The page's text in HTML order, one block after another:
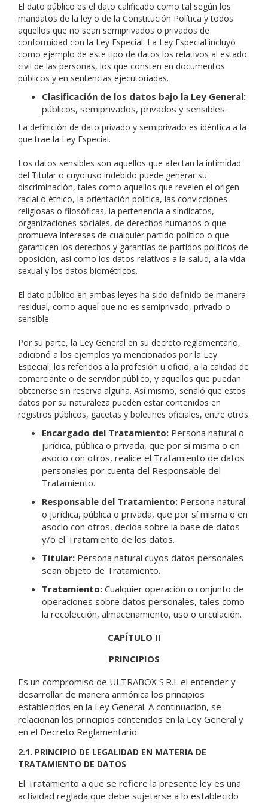
El dato público es el dato calificado como tal según los
mandatos de la ley o de la Constitución Política y todos
aquellos que no sean semiprivados o privados de
conformidad con la Ley Especial. La Ley Especial incluyó
como ejemplo de este tipo de datos los relativos al estado
civil de las personas, los que consten en documentos
públicos y en sentencias ejecutoriadas.
Clasificación de los datos bajo la Ley General:
públicos, semiprivados, privados y sensibles.
La definición de dato privado y semiprivado es idéntica a la
que trae la Ley Especial.
Los datos sensibles son aquellos que afectan la intimidad
del Titular o cuyo uso indebido puede generar su
discriminación, tales como aquellos que revelen el origen
racial o étnico, la orientación política, las convicciones
religiosas o filosóficas, la pertenencia a sindicatos,
organizaciones sociales, de derechos humanos o que
promueva intereses de cualquier partido político o que
garanticen los derechos y garantías de partidos políticos de
oposición, así como los datos relativos a la salud, a la vida
sexual y los datos biométricos.
El dato público en ambas leyes ha sido definido de manera
residual, como aquel que no es semiprivado, privado o
sensible.
Por su parte, la Ley General en su decreto reglamentario,
adicionó a los ejemplos ya mencionados por la Ley
Especial, los referidos a la profesión u oficio, a la calidad de
comerciante o de servidor público, y aquellos que puedan
obtenerse sin reserva alguna. Así mismo, señaló que estos
datos por su naturaleza pueden estar contenidos en
registros públicos, gacetas y boletines oficiales, entre otros.
Encargado del Tratamiento: Persona natural o
jurídica, pública o privada, que por sí misma o en
asocio con otros, realice el Tratamiento de datos
personales por cuenta del Responsable del
Tratamiento.
Responsable del Tratamiento: Persona natural
o jurídica, pública o privada, que por sí misma o en
asocio con otros, decida sobre la base de datos
y/o el Tratamiento de los datos.
Titular: Persona natural cuyos datos personales
sean objeto de Tratamiento.
Tratamiento: Cualquier operación o conjunto de
operaciones sobre datos personales, tales como
la recolección, almacenamiento, uso o circulación.
CAPÍTULO II
PRINCIPIOS
Es un compromiso de ULTRABOX S.R.L el entender y
desarrollar de manera armónica los principios
establecidos en la Ley General. A continuación, se
relacionan los principios contenidos en la Ley General y
en el Decreto Reglamentario:
2.1. PRINCIPIO DE LEGALIDAD EN MATERIA DE
TRATAMIENTO DE DATOS
El Tratamiento a que se refiere la presente ley es una
actividad reglada que debe sujetarse a lo establecido